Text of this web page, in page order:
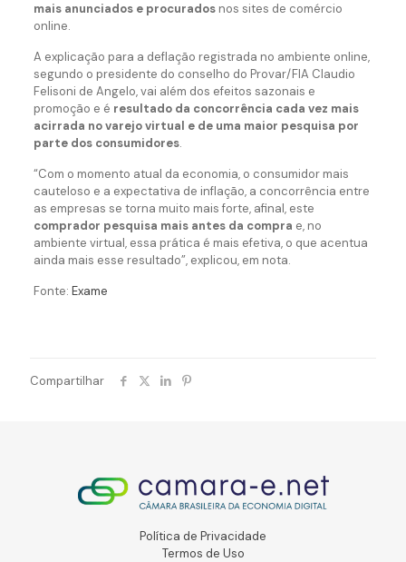
mais anunciados e procuradosnos sites de comércio
online.
A explicação para a deflação registrada no ambiente online,
segundo o presidente do conselho do Provar/FIA Claudio
Felisoni de Angelo, vai além dos efeitos sazonais e
promoção e é resultado da concorrência cada vez mais
acirrada no varejo virtual e de uma maior pesquisa por
parte dos consumidores.
“Com o momento atual da economia, o consumidor mais
cauteloso e a expectativa de inflação, a concorrência entre
as empresas se torna muito mais forte, afinal, este
comprador pesquisa mais antes da compra e, no
ambiente virtual, essa prática é mais efetiva, o que acentua
ainda mais esse resultado”, explicou, em nota.
Fonte: Exame
Compartilhar
Política de Privacidade
Termos de Uso